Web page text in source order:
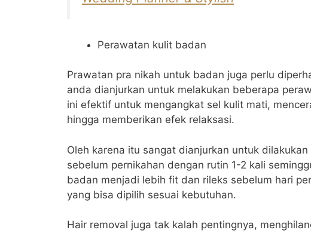
Perawatan kulit badan
Prawatan pra nikah untuk badan juga perlu
anda dianjurkan untuk melakukan beberapa
ini efektif untuk mengangkat sel kulit mati,
hingga memberikan efek relaksasi.
Oleh karena itu sangat dianjurkan untuk
sebelum pernikahan dengan rutin 1-2 kali
badan menjadi lebih fit dan rileks sebelum hari
yang bisa dipilih sesuai kebutuhan.
Hair removal juga tak kalah pentingnya,